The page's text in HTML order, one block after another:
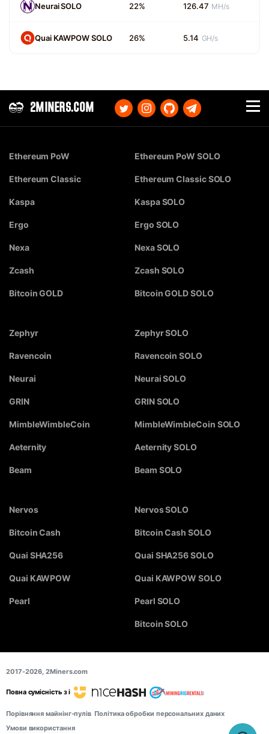
Neurai SOLO 22% 126.47 MH/s
Quai KAWPOW SOLO 26% 5.14 GH/s
2MINERS.COM
Ethereum PoW
Ethereum Classic
Kaspa
Ergo
Nexa
Zcash
Bitcoin GOLD
Ethereum PoW SOLO
Ethereum Classic SOLO
Kaspa SOLO
Ergo SOLO
Nexa SOLO
Zcash SOLO
Bitcoin GOLD SOLO
Zephyr
Ravencoin
Neurai
GRIN
MimbleWimbleCoin
Aeternity
Beam
Zephyr SOLO
Ravencoin SOLO
Neurai SOLO
GRIN SOLO
MimbleWimbleCoin SOLO
Aeternity SOLO
Beam SOLO
Nervos
Bitcoin Cash
Quai SHA256
Quai KAWPOW
Pearl
Nervos SOLO
Bitcoin Cash SOLO
Quai SHA256 SOLO
Quai KAWPOW SOLO
Pearl SOLO
Bitcoin SOLO
2017-2026,2Miners.com
Повна сумісність з і
Порівняння майнінг-пулів Політика обробки персональних даних
Умови використання